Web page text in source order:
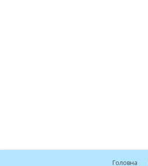
Головна